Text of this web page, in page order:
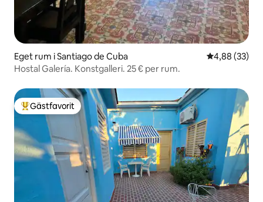
Eget rum i Santiago de Cuba 4,88 av 5 i
4,88 (33)
Hostal Galería. Konstgalleri. 25 € per rum.
Populär gästfavorit
Gästfavorit